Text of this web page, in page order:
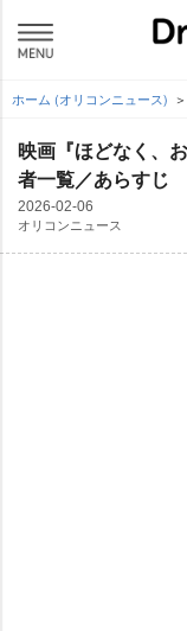
ホーム (オリコンニュース)
映画『ほどなく、
者一覧／あらすじ
2026-02-06
オリコンニュース